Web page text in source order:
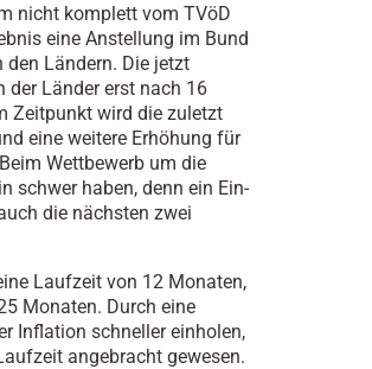
nicht komplett vom TVöD
eine Anstellung im Bund
Ländern. Die jetzt
der Länder erst nach 16
Zeitpunkt wird die zuletzt
eine weitere Erhöhung für
Wettbewerb um die
schwer haben, denn ein Ein-
die nächsten zwei
Laufzeit von 12 Monaten,
Monaten. Durch eine
Inflation schneller einholen,
angebracht gewesen.